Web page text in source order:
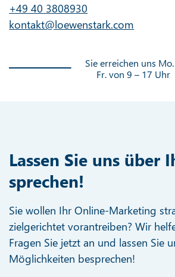
+49 40 3808930
kontakt@loewenstark.com
Sie erreichen uns
Fr. von 9 – 17 Uhr
Lassen Sie uns über
sprechen!
Sie wollen Ihr Online-Marketing
zielgerichtet vorantreiben? Wir
Fragen Sie jetzt an und lassen Sie
Möglichkeiten besprechen!